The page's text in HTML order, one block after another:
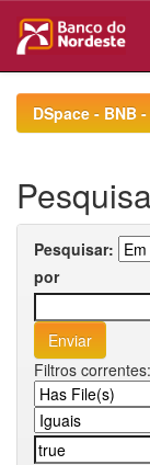
navigationDSpace - BNB
Pesquisar:
por
Filtros correntes: